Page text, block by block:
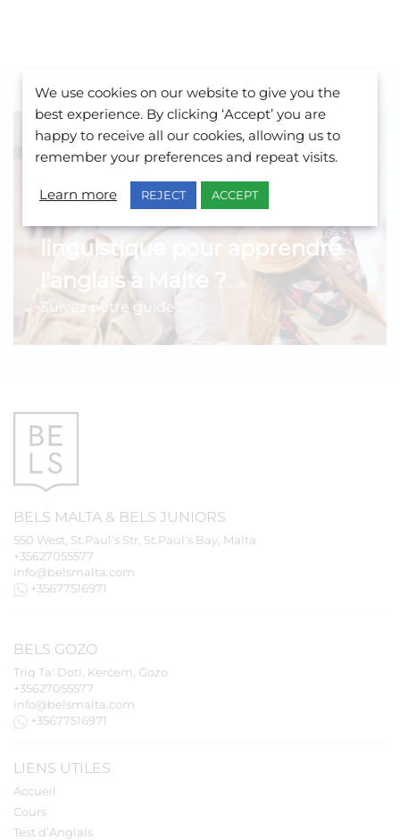
Vous préparez un séjour
linguistique pour apprendre
l'anglais à Malte ?
Suivez notre guide !
BELS MALTA & BELS JUNIORS
550 West, St.Paul's Str, St.Paul's Bay, Malta
+35627055577
info@belsmalta.com
+35677516971
BELS GOZO
Triq Ta' Doti, Kerċem, Gozo
+35627055577
info@belsmalta.com
+35677516971
LIENS UTILES
Accueil
Cours
Test d’Anglais
We use cookies on our website to give you the
best experience. By clicking ‘Accept’ you are
happy to receive all our cookies, allowing us to
remember your preferences and repeat visits.
Learn more REJECT ACCEPT